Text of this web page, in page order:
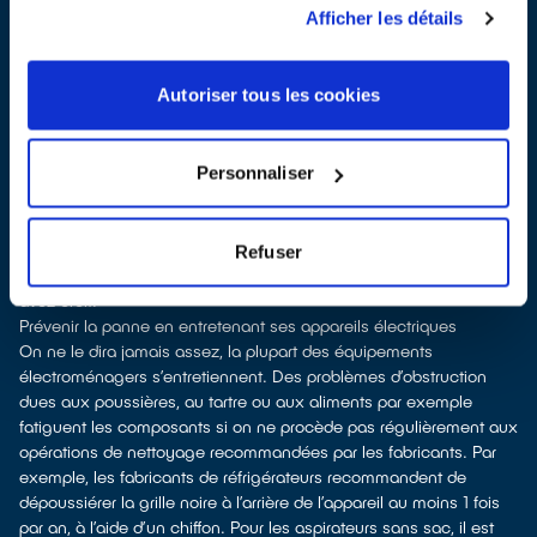
Afficher les détails
Autoriser tous les cookies
Personnaliser
Refuser
de manière visible de la facture de réparation.
Quels équipements sont concernés et quels sont les montants
des bonus financiers ?
Le montant des bonus est différent selon le type d’appareils : de
consultez bien la grille officielle du Bonus
Prévenir la panne en entretenant ses appareils électriques
On ne le dira jamais assez, la plupart des équipements
électroménagers s’entretiennent. Des problèmes d’obstruction
dues aux poussières, au tartre ou aux aliments par exemple
fatiguent les composants si on ne procède pas régulièrement aux
opérations de nettoyage recommandées par les fabricants. Par
exemple, les fabricants de réfrigérateurs recommandent de
dépoussiérer la grille noire à l’arrière de l’appareil au moins 1 fois
par an, à l’aide d’un chiffon. Pour les aspirateurs sans sac, il est